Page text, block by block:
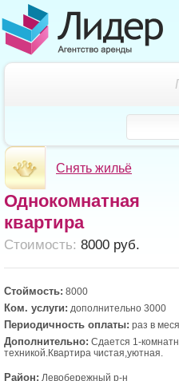
Снять жильё
Однокомнатная
квартира
Cтоимость: 8000 руб.
Стоймость: 8000
Ком. услуги: дополнительно 3000
Периодичность оплаты: раз в
Дополнительно: Сдается 1-
техникой.Квартира чистая,уютная.
Район: Левобережный р-н